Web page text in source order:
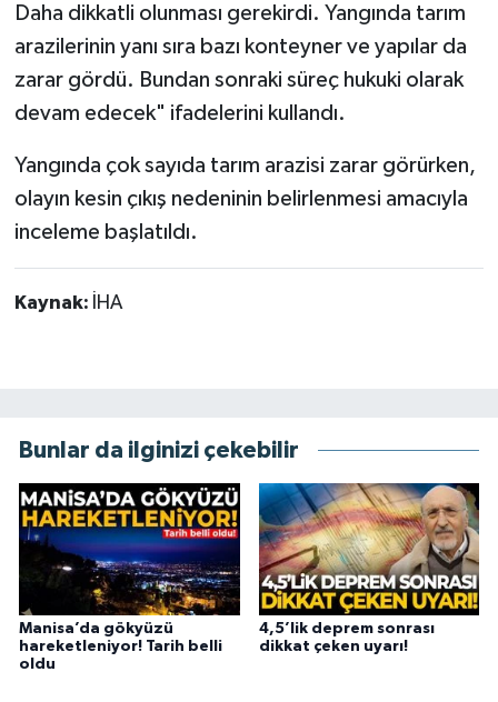
Daha dikkatli olunması gerekirdi. Yangında tarım
arazilerinin yanı sıra bazı konteyner ve yapılar da
zarar gördü. Bundan sonraki süreç hukuki olarak
devam edecek" ifadelerini kullandı.
Yangında çok sayıda tarım arazisi zarar görürken,
olayın kesin çıkış nedeninin belirlenmesi amacıyla
inceleme başlatıldı.
Kaynak: İHA
Bunlar da ilginizi çekebilir
Manisa’da gökyüzü
hareketleniyor! Tarih belli
oldu
4,5’lik deprem sonrası
dikkat çeken uyarı!